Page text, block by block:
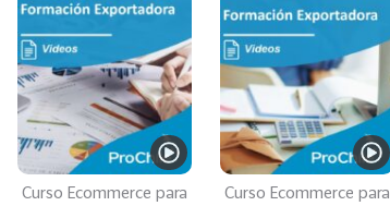
Curso Ecommerce para
Curso Ecommerce para